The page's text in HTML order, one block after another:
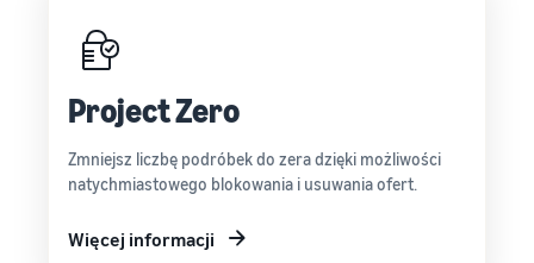
Project Zero
Zmniejsz liczbę podróbek do zera dzięki możliwości
natychmiastowego blokowania i usuwania ofert.
Więcej informacji